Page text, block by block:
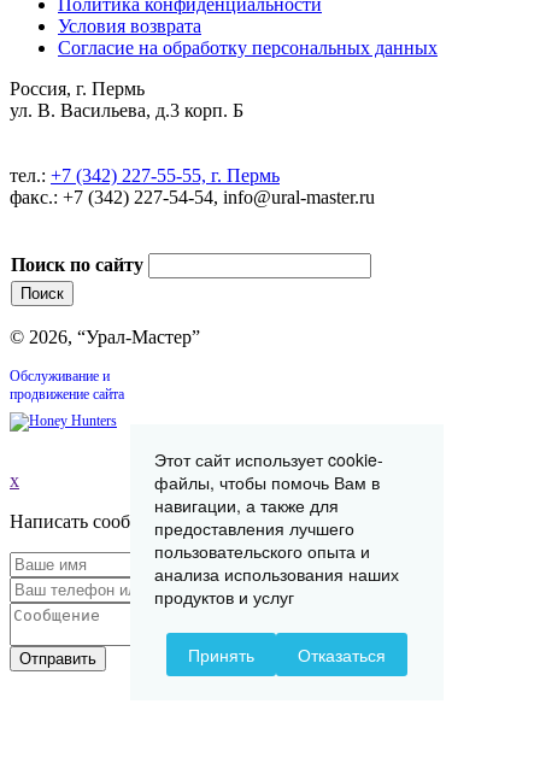
Политика конфиденциальности
Условия возврата
Согласие на обработку персональных данных
Россия, г. Пермь
ул. В. Васильева, д.3 корп. Б
тел.: +7 (342) 227-55-55, г. Пермь
факс.: +7 (342) 227-54-54, info@ural-master.ru
Поиск по сайту
© 2026, “Урал-Мастер”
Обслуживание и
продвижение сайта
x
Написать сообщение
Отправить
Этот сайт использует cookie-
файлы, чтобы помочь Вам в
навигации, а также для
предоставления лучшего
пользовательского опыта и
анализа использования наших
продуктов и услуг
Принять Отказаться